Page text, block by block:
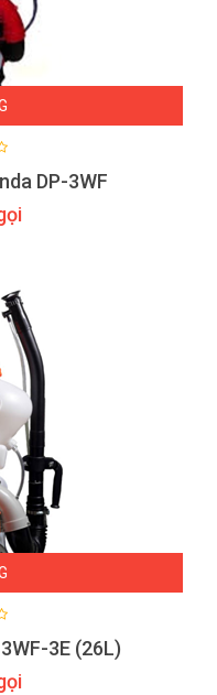
DP-3WF
3E (26L)